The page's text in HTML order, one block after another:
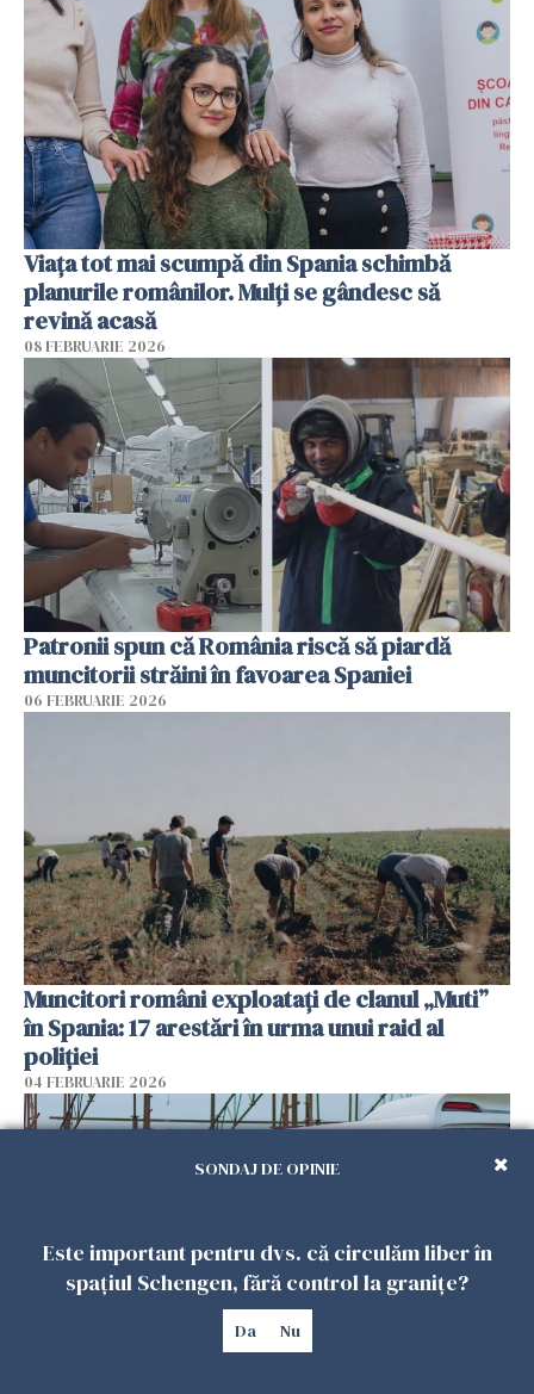
Viața tot mai scumpă din Spania schimbă
planurile românilor. Mulți se gândesc să
revină acasă
08 FEBRUARIE 2026
Patronii spun că România riscă să piardă
muncitorii străini în favoarea Spaniei
06 FEBRUARIE 2026
Muncitori români exploatați de clanul „Muti”
în Spania: 17 arestări în urma unui raid al
poliției
04 FEBRUARIE 2026
SONDAJ DE OPINIE
Este important pentru dvs. că circulăm liber în
spațiul Schengen, fără control la granițe?
Da Nu